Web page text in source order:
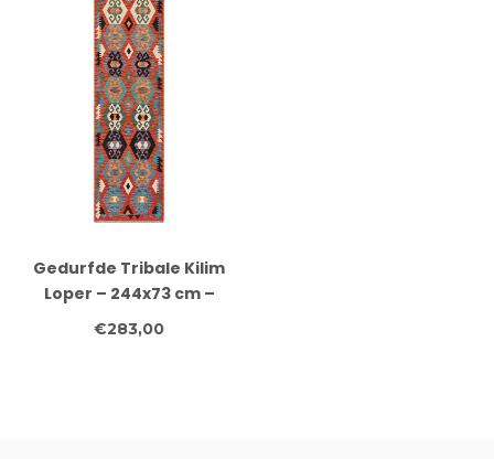
Gedurfde Tribale Kilim
Loper – 244x73 cm –
Handgeweven Vintage
€283,00